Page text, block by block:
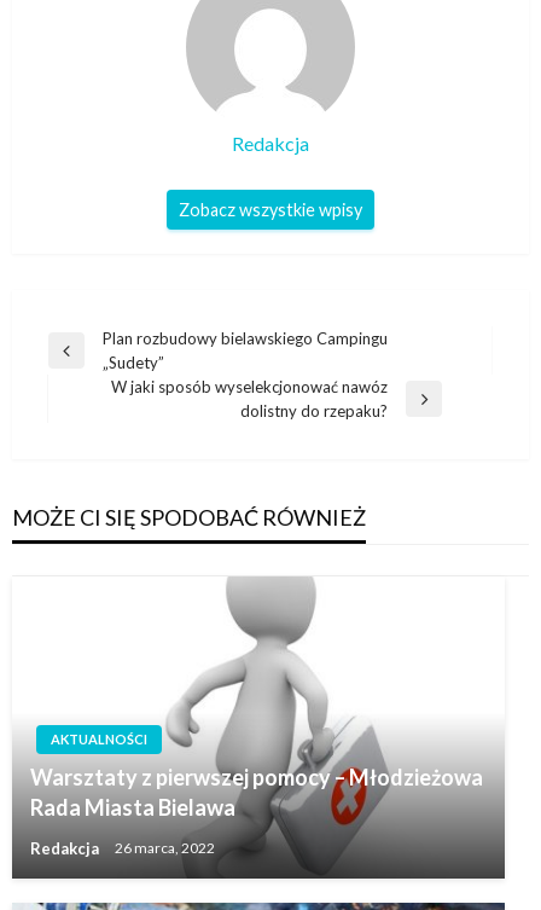
Redakcja
Zobacz wszystkie wpisy
Nawigacja
wpisu
Poprzedni
Plan rozbudowy bielawskiego Campingu
„Sudety”
W jaki sposób wyselekcjonować nawóz
dolistny do rzepaku?
MOŻE CI SIĘ SPODOBAĆ RÓWNIEŻ
AKTUALNOŚCI
Warsztaty z pierwszej pomocy – Młodzieżowa
Rada Miasta Bielawa
Redakcja 26 marca, 2022